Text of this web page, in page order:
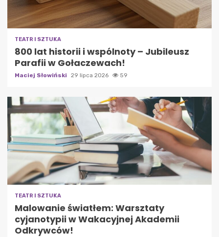
TEATR I SZTUKA
800 lat historii i wspólnoty – Jubileusz
Parafii w Gołaczewach!
Maciej Słowiński 29 lipca 2026 59
TEATR I SZTUKA
Malowanie światłem: Warsztaty
cyjanotypii w Wakacyjnej Akademii
Odkrywców!